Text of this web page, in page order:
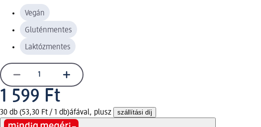
Vegán
Gluténmentes
Laktózmentes
1 599 Ft
30 db (53,30 Ft / 1 db)áfával, plusz szállítási díj